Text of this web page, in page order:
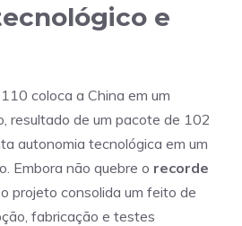
e
coloca a China em um
resultado de um pacote de 102
autonomia tecnológica em um
Embora não quebre o recorde
projeto consolida um feito de
fabricação e testes